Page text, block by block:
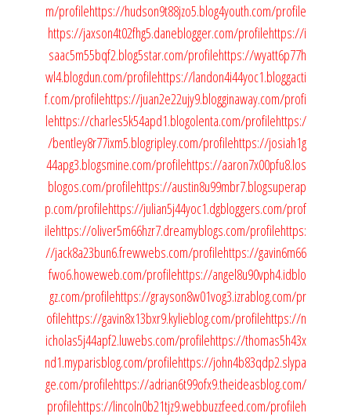
m/profilehttps://hudson9t88jzo5.blog4youth.com/profile
https://jaxson4t02fhg5.daneblogger.com/profilehttps://i
saac5m55bqf2.blog5star.com/profilehttps://wyatt6p77h
wl4.blogdun.com/profilehttps://landon4i44yoc1.bloggacti
f.com/profilehttps://juan2e22ujy9.blogginaway.com/profi
lehttps://charles5k54apd1.blogolenta.com/profilehttps:/
/bentley8r77ixm5.blogripley.com/profilehttps://josiah1g
44apg3.blogsmine.com/profilehttps://aaron7x00pfu8.los
blogos.com/profilehttps://austin8u99mbr7.blogsuperap
p.com/profilehttps://julian5j44yoc1.dgbloggers.com/prof
ilehttps://oliver5m66hzr7.dreamyblogs.com/profilehttps:
//jack8a23bun6.frewwebs.com/profilehttps://gavin6m66
fwo6.howeweb.com/profilehttps://angel8u90vph4.idblo
gz.com/profilehttps://grayson8w01vog3.izrablog.com/pr
ofilehttps://gavin8x13bxr9.kylieblog.com/profilehttps://n
icholas5j44apf2.luwebs.com/profilehttps://thomas5h43x
nd1.myparisblog.com/profilehttps://john4b83qdp2.slypa
ge.com/profilehttps://adrian6t99ofx9.theideasblog.com/
profilehttps://lincoln0b21tjz9.webbuzzfeed.com/profileh